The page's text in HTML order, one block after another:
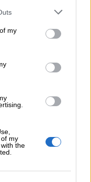
my
my
the
μόλις μέρες
να μην ασφαλίζεται!
αξίζει να δώσει κάθε
Sachs, η ισχυρή
το «πάρτι»
ΓΕΚ ΤΕΡΝΑ